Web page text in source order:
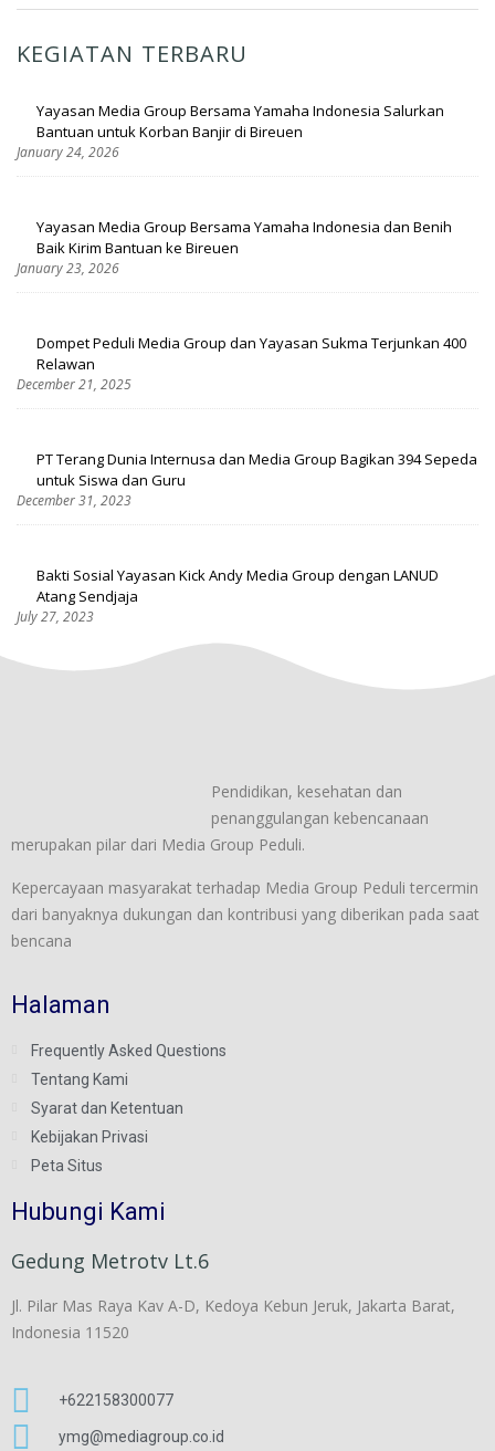
KEGIATAN TERBARU
Yayasan Media Group Bersama Yamaha Indonesia Salurkan
Bantuan untuk Korban Banjir di Bireuen
January 24, 2026
Yayasan Media Group Bersama Yamaha Indonesia dan Benih
Baik Kirim Bantuan ke Bireuen
January 23, 2026
Dompet Peduli Media Group dan Yayasan Sukma Terjunkan 400
Relawan
December 21, 2025
PT Terang Dunia Internusa dan Media Group Bagikan 394 Sepeda
untuk Siswa dan Guru
December 31, 2023
Bakti Sosial Yayasan Kick Andy Media Group dengan LANUD
Atang Sendjaja
July 27, 2023
Pendidikan, kesehatan dan
penanggulangan kebencanaan
merupakan pilar dari Media Group Peduli.
Kepercayaan masyarakat terhadap Media Group Peduli tercermin
dari banyaknya dukungan dan kontribusi yang diberikan pada saat
bencana
Halaman
Frequently Asked Questions
Tentang Kami
Syarat dan Ketentuan
Kebijakan Privasi
Peta Situs
Hubungi Kami
Gedung Metrotv Lt.6
Jl. Pilar Mas Raya Kav A-D, Kedoya Kebun Jeruk, Jakarta Barat,
Indonesia 11520
+622158300077
ymg@mediagroup.co.id